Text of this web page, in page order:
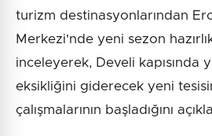
turizm destinasyonlarından
Merkezi'nde yeni sezon
inceleyerek, Develi kapısında
eksikliğini giderecek yeni
çalışmalarının başladığını